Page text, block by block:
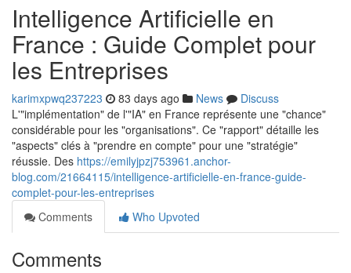
Intelligence Artificielle en
France : Guide Complet pour
les Entreprises
karimxpwq237223 83 days ago News
Discuss
L'"implémentation" de l'"IA" en France représente une "chance"
considérable pour les "organisations". Ce "rapport" détaille les
"aspects" clés à "prendre en compte" pour une "stratégie"
réussie. Des https://emilyjpzj753961.anchor-
blog.com/21664115/intelligence-artificielle-en-france-guide-
complet-pour-les-entreprises
Comments
Who Upvoted
Comments